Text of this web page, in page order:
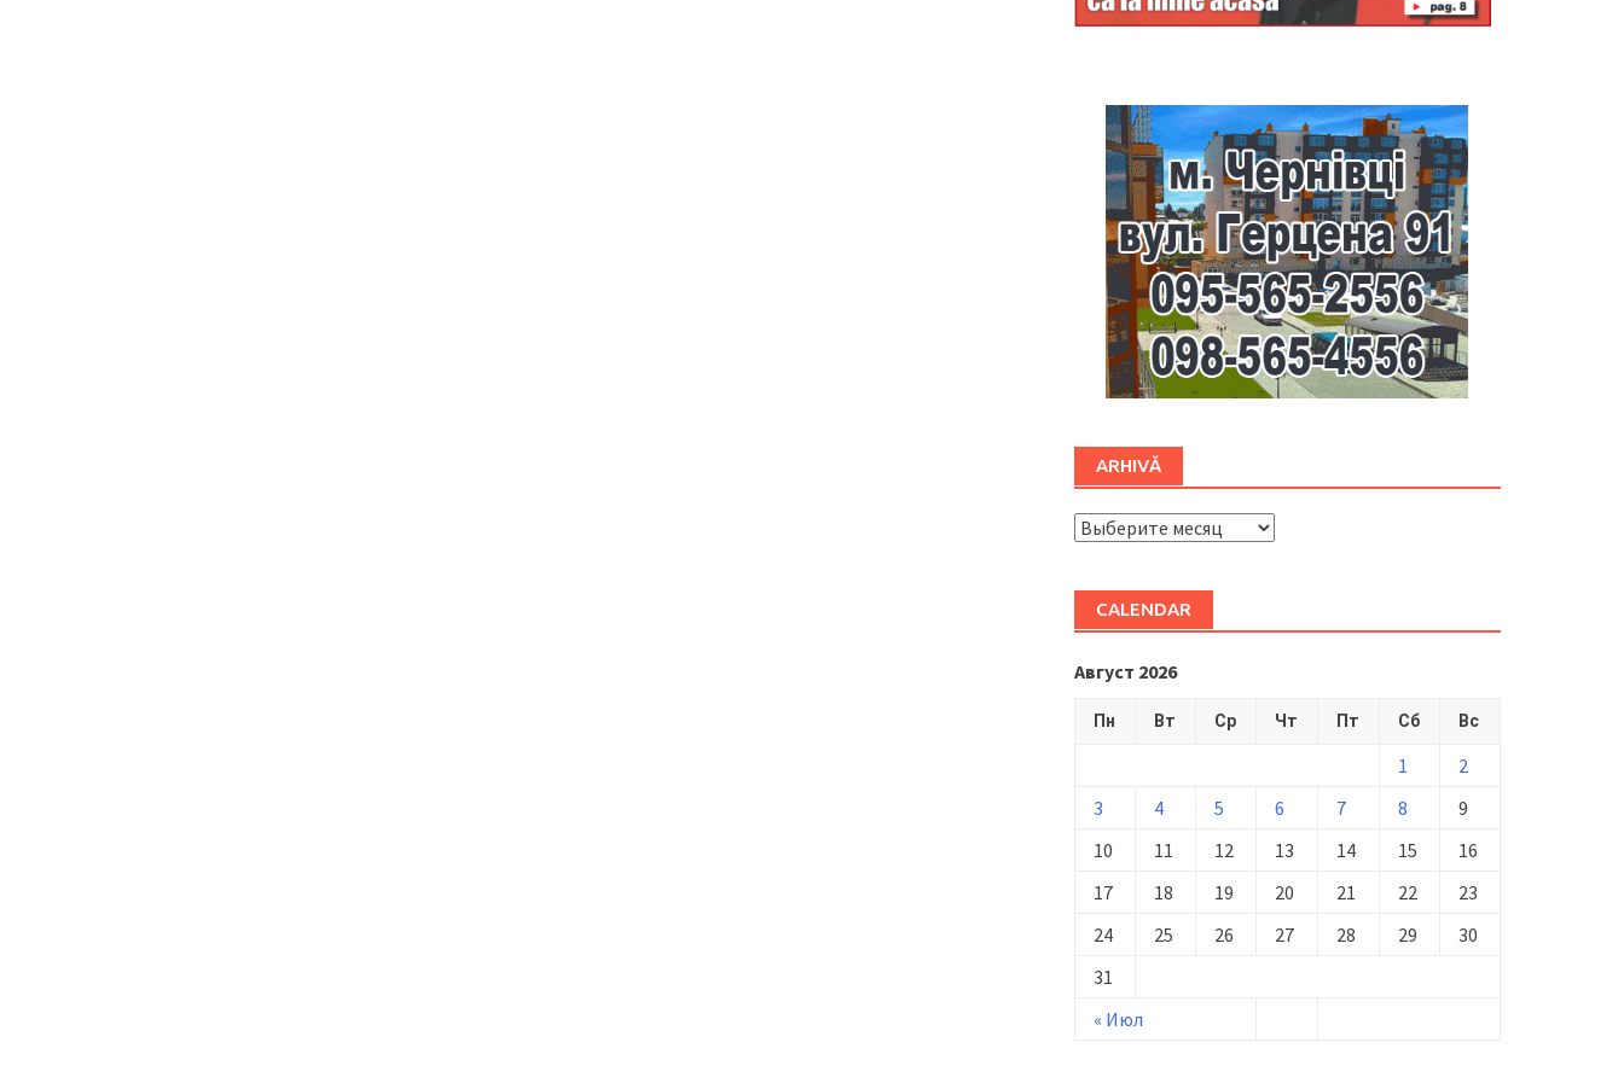
ARHIVĂ
ARHIVĂ
CALENDAR
Август 2026
Пн Вт Ср Чт Пт Сб Вс
« Июл
1
2
3
4 5 6 7 8
9
10
11 12 13 14 15
16
17
18 19 20 21 22
23
24
25 26 27 28 29
30
31